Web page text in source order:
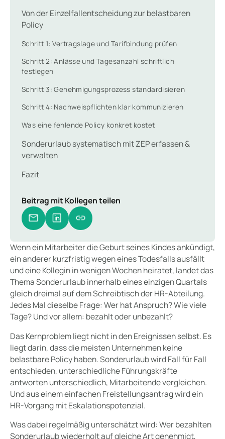
Von der Einzelfallentscheidung zur belastbaren
Policy
Schritt 1: Vertragslage und Tarifbindung prüfen
Schritt 2: Anlässe und Tagesanzahl schriftlich
festlegen
Schritt 3: Genehmigungsprozess standardisieren
Schritt 4: Nachweispflichten klar kommunizieren
Was eine fehlende Policy konkret kostet
Sonderurlaub systematisch mit ZEP erfassen &
verwalten
Fazit
Beitrag mit Kollegen teilen
Wenn ein Mitarbeiter die Geburt seines Kindes ankündigt,
ein anderer kurzfristig wegen eines Todesfalls ausfällt
und eine Kollegin in wenigen Wochen heiratet, landet das
Thema Sonderurlaub innerhalb eines einzigen Quartals
gleich dreimal auf dem Schreibtisch der HR-Abteilung.
Jedes Mal dieselbe Frage: Wer hat Anspruch? Wie viele
Tage? Und vor allem: bezahlt oder unbezahlt?
Das Kernproblem liegt nicht in den Ereignissen selbst. Es
liegt darin, dass die meisten Unternehmen keine
belastbare Policy haben. Sonderurlaub wird Fall für Fall
entschieden, unterschiedliche Führungskräfte
antworten unterschiedlich, Mitarbeitende vergleichen.
Und aus einem einfachen Freistellungsantrag wird ein
HR-Vorgang mit Eskalationspotenzial.
Was dabei regelmäßig unterschätzt wird: Wer bezahlten
Sonderurlaub wiederholt auf gleiche Art genehmigt,